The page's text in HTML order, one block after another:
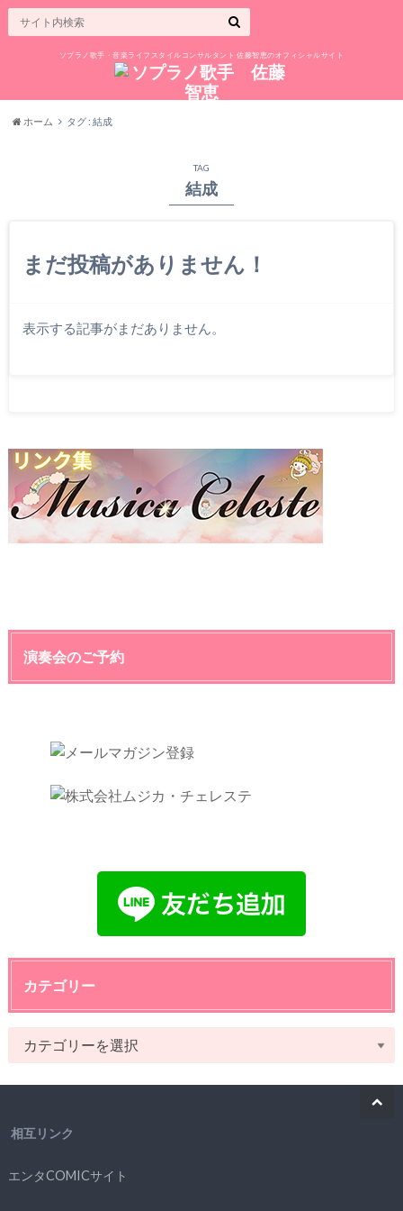
ソプラノ歌手・音楽ライフスタイルコンサルタント 佐藤智恵のオフィシャルサイト
ホーム タグ : 結成
TAG
結成
まだ投稿がありません！
表示する記事がまだありません。
演奏会のご予約
カテゴリー
相互リンク
エンタCOMICサイト